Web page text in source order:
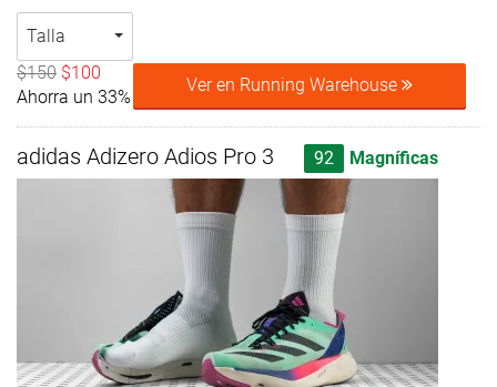
Talla
$150 $100
Ahorra un 33%
Ver en Running Warehouse
adidas Adizero Adios Pro 3 92 Magníficas